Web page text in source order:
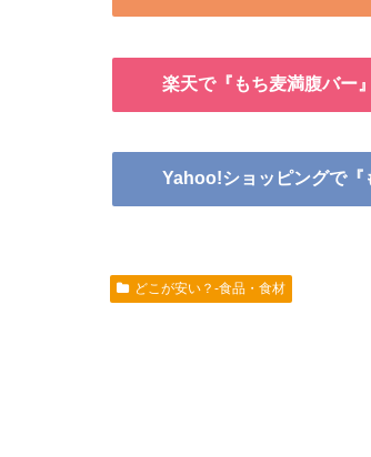
楽天で『もち麦満腹バー
Yahoo!ショッピングで
どこが安い？-食品・食材